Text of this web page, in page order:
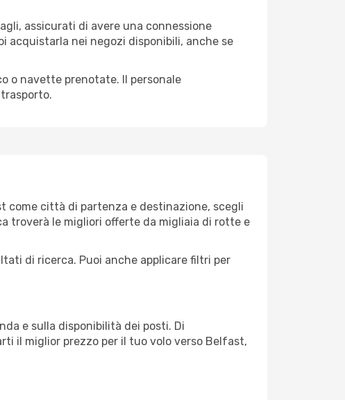
assicurati di avere una connessione
acquistarla nei negozi disponibili, anche se
o navette prenotate. Il personale
come città di partenza e destinazione, scegli
troverà le migliori offerte da migliaia di rotte e
di ricerca. Puoi anche applicare filtri per
e sulla disponibilità dei posti. Di
il miglior prezzo per il tuo volo verso Belfast,